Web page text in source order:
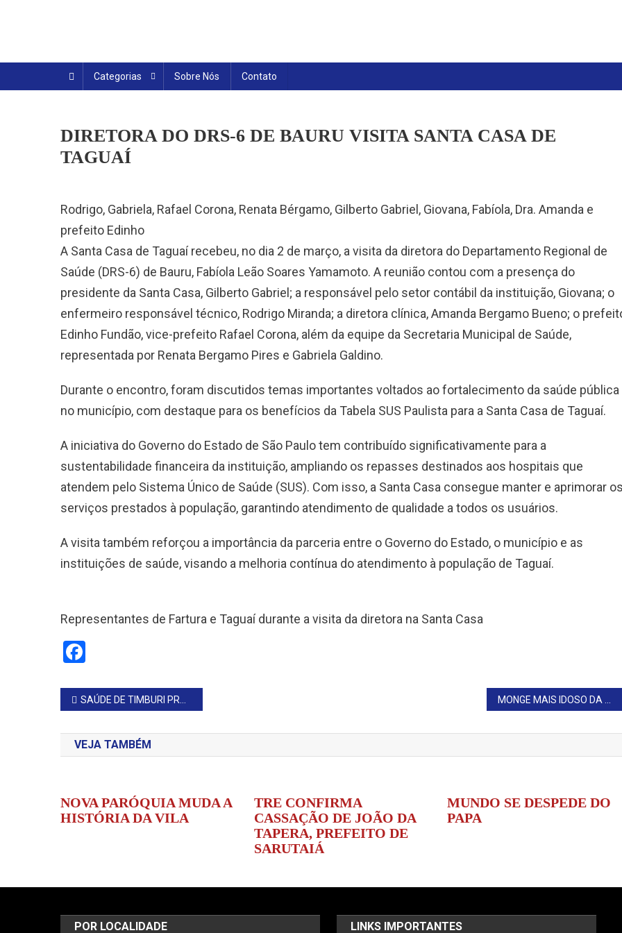
Categorias Sobre Nós Contato
DIRETORA DO DRS-6 DE BAURU VISITA SANTA CASA DE
TAGUAÍ
Rodrigo, Gabriela, Rafael Corona, Renata Bérgamo, Gilberto Gabriel, Giovana, Fabíola, Dra. Amanda e
prefeito Edinho
A Santa Casa de Taguaí recebeu, no dia 2 de março, a visita da diretora do Departamento Regional de
Saúde (DRS-6) de Bauru, Fabíola Leão Soares Yamamoto. A reunião contou com a presença do
presidente da Santa Casa, Gilberto Gabriel; a responsável pelo setor contábil da instituição, Giovana; o
enfermeiro responsável técnico, Rodrigo Miranda; a diretora clínica, Amanda Bergamo Bueno; o
Edinho Fundão, vice-prefeito Rafael Corona, além da equipe da Secretaria Municipal de Saúde,
representada por Renata Bergamo Pires e Gabriela Galdino.
Durante o encontro, foram discutidos temas importantes voltados ao fortalecimento da saúde pública
no município, com destaque para os benefícios da Tabela SUS Paulista para a Santa Casa de Taguaí.
A iniciativa do Governo do Estado de São Paulo tem contribuído significativamente para a
sustentabilidade financeira da instituição, ampliando os repasses destinados aos hospitais que
atendem pelo Sistema Único de Saúde (SUS). Com isso, a Santa Casa consegue manter e aprimorar
serviços prestados à população, garantindo atendimento de qualidade a todos os usuários.
A visita também reforçou a importância da parceria entre o Governo do Estado, o município e as
instituições de saúde, visando a melhoria contínua do atendimento à população de Taguaí.
Representantes de Fartura e Taguaí durante a visita da diretora na Santa Casa
Navegação
de
Post
SAÚDE DE TIMBURI PROMOVE PALESTRA SOBRE NUTRIÇÃO E COMBATE AO CÂNCER
VEJA TAMBÉM
NOVA PARÓQUIA MUDA A
HISTÓRIA DA VILA
TRE CONFIRMA
CASSAÇÃO DE JOÃO DA
TAPERA, PREFEITO DE
SARUTAIÁ
MUNDO SE DESPEDE DO
PAPA
POR LOCALIDADE LINKS IMPORTANTES